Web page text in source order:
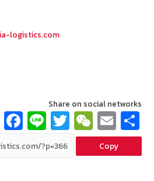
logistics.com
Share on social networks
Fa
ce
b
Li
n
e
T
wi
tt
W
e
C
E
m
ai
Copy